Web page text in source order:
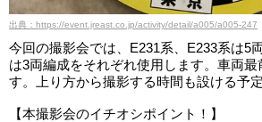
出典：https://event.jreast.co.jp/activity/detail/a005/a005-247
今回の撮影会では、E231系、E233系は5
は3両編成をそれぞれ使用します。車両最
す。上り方から撮影する時間も設ける予定
【本撮影会のイチオシポイント！】